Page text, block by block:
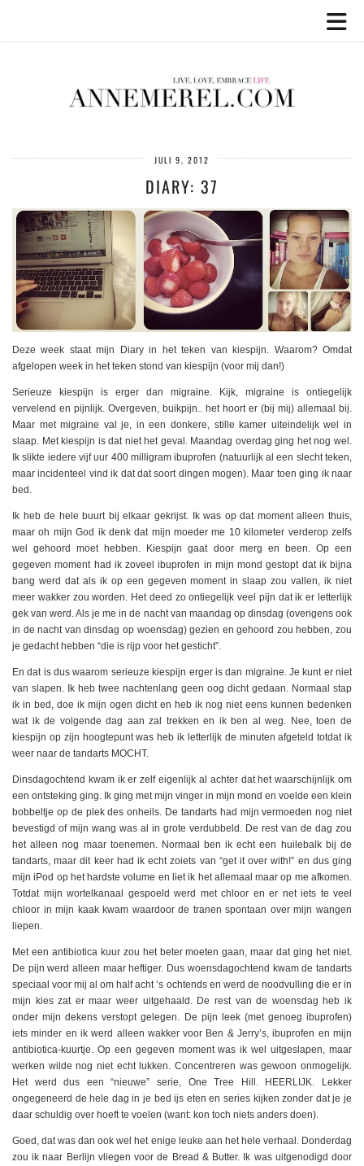
JULI 9, 2012
DIARY: 37
Deze week staat mijn Diary in het teken van kiespijn. Waarom? Omdat
afgelopen week in het teken stond van kiespijn (voor mij dan!)
Serieuze kiespijn is erger dan migraine. Kijk, migraine is ontiegelijk
vervelend en pijnlijk. Overgeven, buikpijn.. het hoort er (bij mij) allemaal bij.
Maar met migraine val je, in een donkere, stille kamer uiteindelijk wel in
slaap. Met kiespijn is dat niet het geval. Maandag overdag ging het nog wel.
Ik slikte iedere vijf uur 400 milligram ibuprofen (natuurlijk al een slecht teken,
maar incidenteel vind ik dat dat soort dingen mogen). Maar toen ging ik naar
bed.
Ik heb de hele buurt bij elkaar gekrijst. Ik was op dat moment alleen thuis,
maar oh mijn God ik denk dat mijn moeder me 10 kilometer verderop zelfs
wel gehoord moet hebben. Kiespijn gaat door merg en been. Op een
gegeven moment had ik zoveel ibuprofen in mijn mond gestopt dat ik bijna
bang werd dat als ik op een gegeven moment in slaap zou vallen, ik niet
meer wakker zou worden. Het deed zo ontiegelijk veel pijn dat ik er letterlijk
gek van werd. Als je me in de nacht van maandag op dinsdag (overigens ook
in de nacht van dinsdag op woensdag) gezien en gehoord zou hebben, zou
je gedacht hebben “die is rijp voor het gesticht”.
En dat is dus waarom serieuze kiespijn erger is dan migraine. Je kunt er niet
van slapen. Ik heb twee nachtenlang geen oog dicht gedaan. Normaal stap
ik in bed, doe ik mijn ogen dicht en heb ik nog niet eens kunnen bedenken
wat ik de volgende dag aan zal trekken en ik ben al weg. Nee, toen de
kiespijn op zijn hoogtepunt was heb ik letterlijk de minuten afgeteld totdat ik
weer naar de tandarts MOCHT.
Dinsdagochtend kwam ik er zelf eigenlijk al achter dat het waarschijnlijk om
een ontsteking ging. Ik ging met mijn vinger in mijn mond en voelde een klein
bobbeltje op de plek des onheils. De tandarts had mijn vermoeden nog niet
bevestigd of mijn wang was al in grote verdubbeld. De rest van de dag zou
het alleen nog maar toenemen. Normaal ben ik echt een huilebalk bij de
tandarts, maar dit keer had ik echt zoiets van “get it over with!” en dus ging
mijn iPod op het hardste volume en liet ik het allemaal maar op me afkomen.
Totdat mijn wortelkanaal gespoeld werd met chloor en er net iets te veel
chloor in mijn kaak kwam waardoor de tranen spontaan over mijn wangen
liepen.
Met een antibiotica kuur zou het beter moeten gaan, maar dat ging het niet.
De pijn werd alleen maar heftiger. Dus woensdagochtend kwam de tandarts
speciaal voor mij al om half acht ’s ochtends en werd de noodvulling die er in
mijn kies zat er maar weer uitgehaald. De rest van de woensdag heb ik
onder mijn dekens verstopt gelegen. De pijn leek (met genoeg ibuprofen)
iets minder en ik werd alleen wakker voor Ben & Jerry’s, ibuprofen en mijn
antibiotica-kuurtje. Op een gegeven moment was ik wel uitgeslapen, maar
werken wilde nog niet echt lukken. Concentreren was gewoon onmogelijk.
Het werd dus een “nieuwe” serie, One Tree Hill. HEERLIJK. Lekker
ongegeneerd de hele dag in je bed ijs eten en series kijken zonder dat je je
daar schuldig over hoeft te voelen (want: kon toch niets anders doen).
Goed, dat was dan ook wel het enige leuke aan het hele verhaal. Donderdag
zou ik naar Berlijn vliegen voor de Bread & Butter. Ik was uitgenodigd door